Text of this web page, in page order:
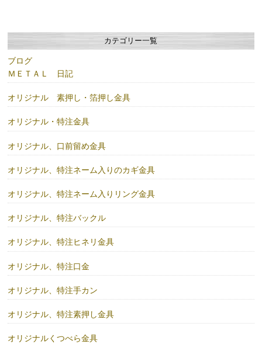
カテゴリー一覧
ブログ
ＭＥＴＡＬ 日記
オリジナル 素押し・箔押し金具
オリジナル・特注金具
オリジナル、口前留め金具
オリジナル、特注ネーム入りのカギ金具
オリジナル、特注ネーム入りリング金具
オリジナル、特注バックル
オリジナル、特注ヒネリ金具
オリジナル、特注口金
オリジナル、特注手カン
オリジナル、特注素押し金具
オリジナルくつべら金具